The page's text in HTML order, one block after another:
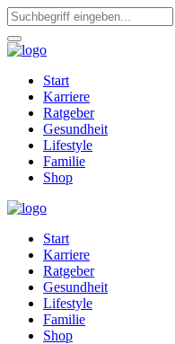
Start
Karriere
Ratgeber
Gesundheit
Lifestyle
Familie
Shop
Start
Karriere
Ratgeber
Gesundheit
Lifestyle
Familie
Shop